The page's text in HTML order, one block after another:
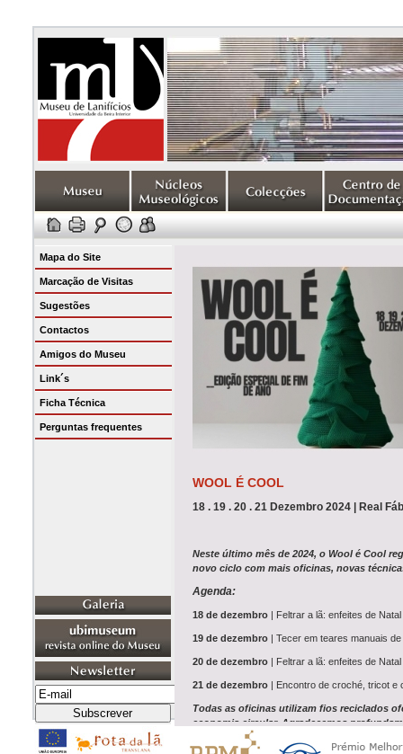
Mapa do Site
Marcação de Visitas
Sugestões
Contactos
Amigos do Museu
Link´s
Ficha Técnica
Perguntas frequentes
WOOL É COOL
18 . 19 . 20 . 21 Dezembro 2024 | Real
Neste último mês de 2024, o Wool é Cool
novo ciclo com mais oficinas, novas
Agenda:
18 de dezembro| Feltrar a lã: enfeites de
19 de dezembro| Tecer em teares manuais
20 de dezembro| Feltrar a lã: enfeites de
21 de dezembro| Encontro de croché, tricot e
Todas as oficinas utilizam fios reciclados
economia circular. Agradecemos
Local